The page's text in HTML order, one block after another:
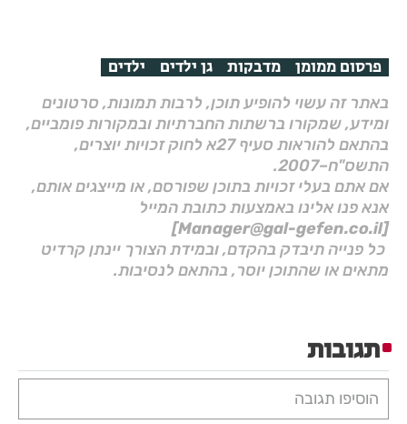
פרסום ממומן מדבקות גן ילדים ילדים
באתר זה עשוי להופיע תוכן, לרבות תמונות, סרטונים
ומידע, שמקורו ברשתות החברתיות ובמקורות פומביים,
בהתאם להוראות סעיף 27א לחוק זכויות יוצרים,
התשס"ח–2007.
אם אתם בעלי זכויות בתוכן שפורסם, או מייצגים אותם,
אנא פנו אלינו באמצעות כתובת המייל
[Manager@gal-gefen.co.il]
כל פנייה תיבדק בהקדם, ובמידת הצורך יינתן קרדיט
מתאים או שהתוכן יוסר, בהתאם לנסיבות.
תגובות
הוסיפו תגובה